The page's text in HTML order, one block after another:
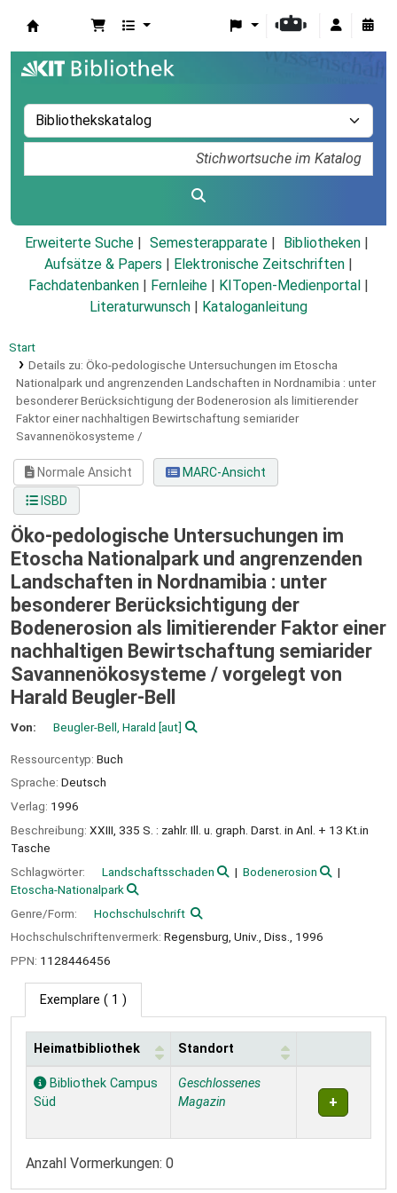
Erweiterte Suche Semesterapparate
Bibliotheken
Aufsätze & Papers
Elektronische Zeitschriften
Fachdatenbanken
Fernleihe KITopen-Medienportal
Literaturwunsch
Kataloganleitung
Start
Details zu: Öko-pedologische Untersuchungen im Etoscha
Nationalpark und angrenzenden Landschaften in Nordnamibia : unter
besonderer Berücksichtigung der Bodenerosion als limitierender
Faktor einer nachhaltigen Bewirtschaftung semiarider
Savannenökosysteme /
Normale Ansicht
MARC-Ansicht
ISBD
Öko-pedologische Untersuchungen im
Etoscha Nationalpark und angrenzenden
Landschaften in Nordnamibia : unter
besonderer Berücksichtigung der
Bodenerosion als limitierender Faktor einer
nachhaltigen Bewirtschaftung semiarider
Savannenökosysteme / vorgelegt von
Harald Beugler-Bell
Von: Beugler-Bell, Harald [aut]
Ressourcentyp: Buch
Sprache: Deutsch
Verlag: 1996
Beschreibung: XXIII, 335 S. : zahlr. Ill. u. graph. Darst. in Anl. + 13 Kt.in
Tasche
Schlagwörter:
Landschaftsschaden
Bodenerosion
Etoscha-Nationalpark
Genre/Form:
Hochschulschrift
Hochschulschriftenvermerk: Regensburg, Univ., Diss., 1996
PPN: 1128446456
Exemplare ( 1 )
Exemplare
Heimatbibliothek Standort
Bibliothek Campus
Süd
Geschlossenes
Magazin
Anzahl Vormerkungen: 0